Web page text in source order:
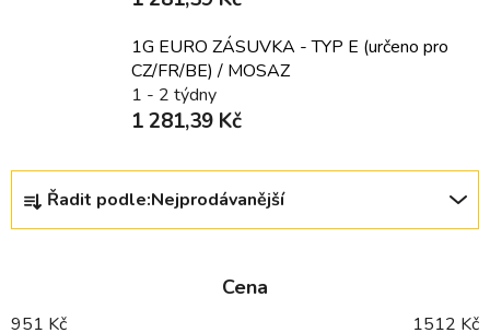
1G EURO ZÁSUVKA - TYP E (určeno pro
CZ/FR/BE) / MOSAZ
1 - 2 týdny
1 281,39 Kč
Ř
z
í
Řadit podle:Nejprodávanější
Cena
951 Kč 1512 Kč